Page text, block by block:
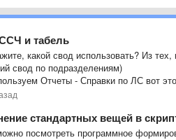
и табель
какой свод использовать? Из
свод по подразделениям)
Отчеты - Справки по ЛС вот это
стандартных вещей в
посмотреть программное